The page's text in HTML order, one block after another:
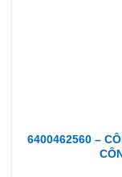
6400462560 –